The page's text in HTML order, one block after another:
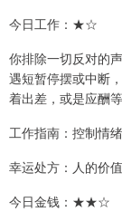
今日工作：★☆
你排除一切反对的
遇短暂停摆或中断
着出差，或是应酬等
工作指南：控制情
幸运处方：人的价
今日金钱：★★☆